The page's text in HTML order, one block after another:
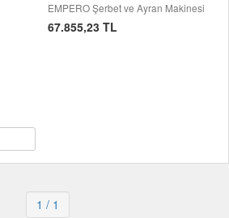
EMPERO Şerbet ve Ayran Makinesi
67.855,23 TL
1 / 1